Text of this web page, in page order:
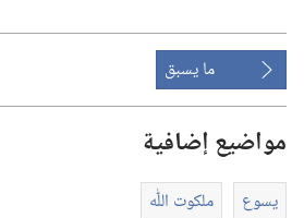
ما يسبق
مواضيع إضافية
يسوع ملكوت اللّٰه